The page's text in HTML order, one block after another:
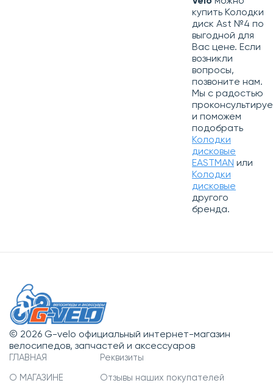
купить Колодки
диск Ast №4 по
выгодной для
Вас цене. Если
возникли
вопросы,
позвоните нам.
Мы с радостью
и поможем
подобрать
Колодки
дисковые
EASTMAN или
Колодки
дисковые
другого
бренда.
© 2026 G-velo официальный интернет-магазин
велосипедов, запчастей и аксессуаров
ГЛАВНАЯ
О МАГАЗИНЕ
Реквизиты
Отзывы наших покупателей